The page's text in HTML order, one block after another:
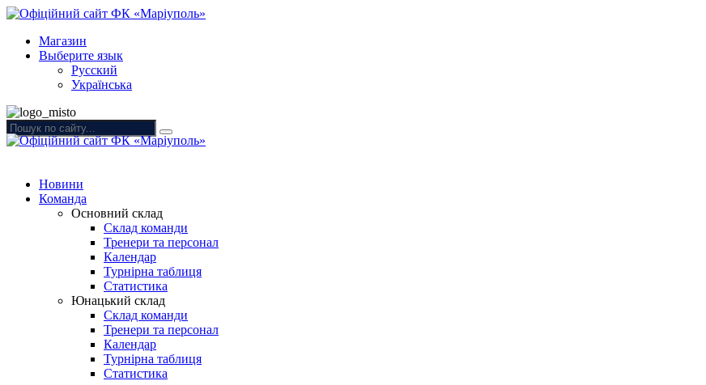
Магазин
Выберите язык
Русский
Українська
Новини
Команда
Основний склад
Склад команди
Тренери та персонал
Календар
Турнірна таблиця
Статистика
Юнацький склад
Склад команди
Тренери та персонал
Календар
Турнірна таблиця
Статистика